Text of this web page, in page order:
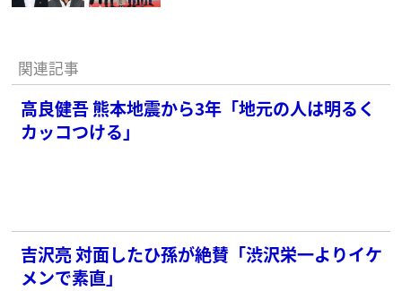
関連記事
高良健吾 熊本地震から3年「地元の人は明るく
カッコつける」
吉沢亮 対面したひ孫が絶賛「渋沢栄一よりイケ
メンで素直」